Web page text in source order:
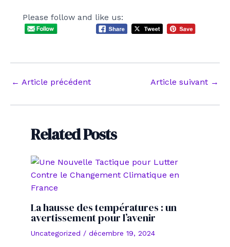
Please follow and like us:
Navigation
articles
← Article précédent Article suivant →
Related Posts
La hausse des températures : un
avertissement pour l’avenir
Uncategorized / décembre 19, 2024